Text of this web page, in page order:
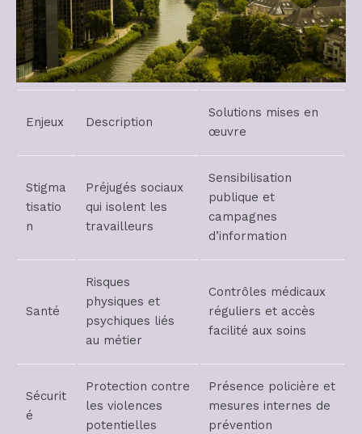
Enjeux Description
Solutions mises en
œuvre
Stigma
tisatio
n
Préjugés sociaux
qui isolent les
travailleurs
Sensibilisation
publique et
campagnes
d’information
Santé
Risques
physiques et
psychiques liés
au métier
Contrôles médicaux
réguliers et accès
facilité aux soins
Sécurit
é
Protection contre
les violences
potentielles
Présence policière et
mesures internes de
prévention